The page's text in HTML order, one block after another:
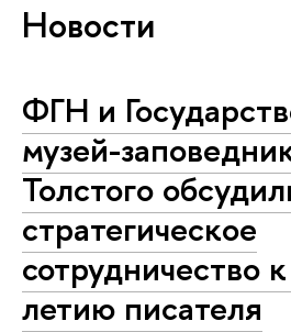
Новости
ФГН и
музей-
Толстого
стратегическое
сотрудничество
летию писателя